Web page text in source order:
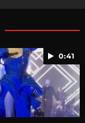
0:41